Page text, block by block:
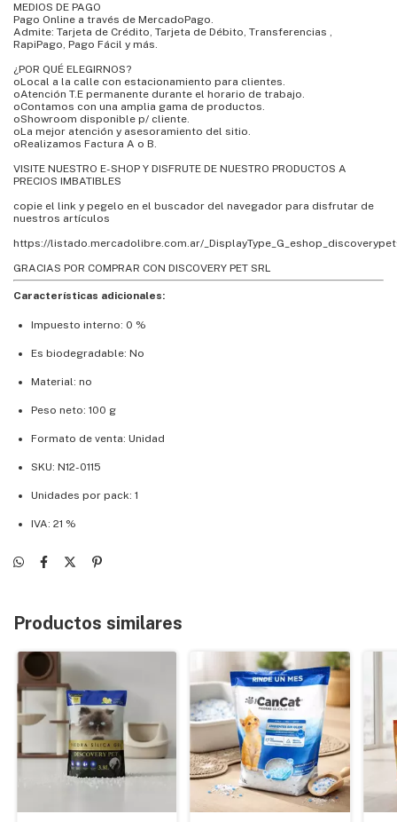
MEDIOS DE PAGO
Pago Online a través de MercadoPago.
Admite: Tarjeta de Crédito, Tarjeta de Débito, Transferencias ,
RapiPago, Pago Fácil y más.
¿POR QUÉ ELEGIRNOS?
oLocal a la calle con estacionamiento para clientes.
oAtención T.E permanente durante el horario de trabajo.
oContamos con una amplia gama de productos.
oShowroom disponible p/ cliente.
oLa mejor atención y asesoramiento del sitio.
oRealizamos Factura A o B.
VISITE NUESTRO E-SHOP Y DISFRUTE DE NUESTRO PRODUCTOS A
PRECIOS IMBATIBLES
copie el link y pegelo en el buscador del navegador para disfrutar de
nuestros artículos
https://listado.mercadolibre.com.ar/
GRACIAS POR COMPRAR CON DISCOVERY PET SRL
Características adicionales:
Impuesto interno: 0 %
Es biodegradable: No
Material: no
Peso neto: 100 g
Formato de venta: Unidad
SKU: N12-0115
Unidades por pack: 1
IVA: 21 %
Productos similares